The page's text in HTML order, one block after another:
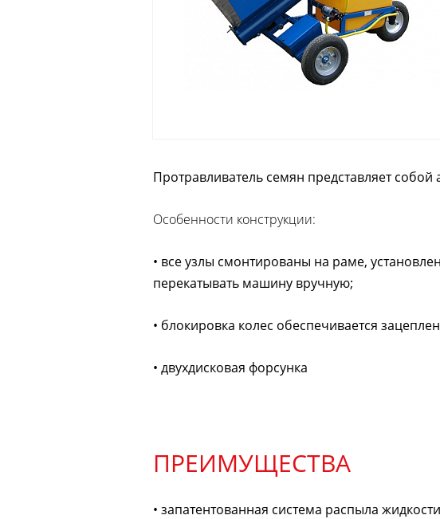
Протравливатель семян представляет
Особенности конструкции:
• все узлы смонтированы на раме,
перекатывать машину вручную;
• блокировка колес обеспечивается
• двухдисковая форсунка
ПРЕИМУЩЕСТВА
• запатентованная система распыла